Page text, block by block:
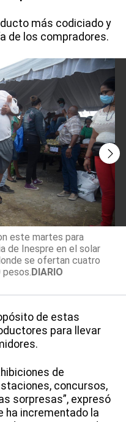
más codiciado y
de los compradores.
este martes para
de Inespre en el solar
se ofertan cuatro
pesos. DIARIO
de estas
para llevar
de
concursos,
sorpresas”, expresó
ha incrementado la